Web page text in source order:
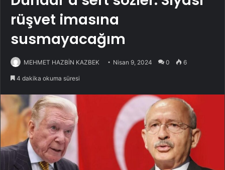
rüşvet imasına
susmayacağım
MEHMET HAZBİN KAZBEK Nisan 9, 2024 0 6
4 dakika okuma süresi